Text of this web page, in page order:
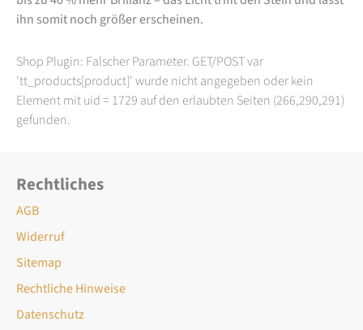
ihn somit noch größer erscheinen.
Shop Plugin: Falscher Parameter. GET/POST var
'tt_products[product]' wurde nicht angegeben oder kein
Element mit uid = 1729 auf den erlaubten Seiten (266,290,291)
gefunden.
Rechtliches
AGB
Widerruf
Sitemap
Rechtliche Hinweise
Datenschutz